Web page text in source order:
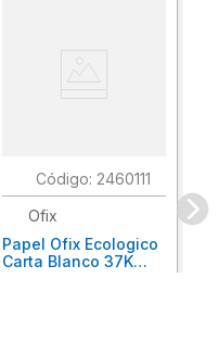
: 2460111
Ofix
Papel Ofix Ecologico
Carta Blanco 37K